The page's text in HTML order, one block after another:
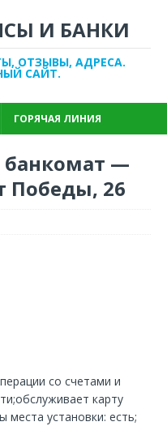
И БАНКИ
ОТЗЫВЫ, АДРЕСА.
САЙТ.
ГОРЯЧАЯ ЛИНИЯ
банкомат —
Победы, 26
со счетами и
карту
установки: есть;